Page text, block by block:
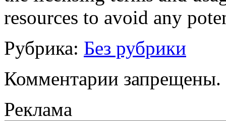
resources to avoid any
Рубрика: Без рубрики
Комментарии запрещены.
Реклама